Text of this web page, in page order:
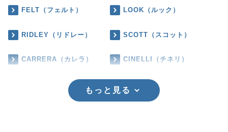
FELT（フェルト） LOOK（ルック）
RIDLEY（リドレー） SCOTT（スコット）
CARRERA（カレラ） CINELLI（チネリ）
もっと見る